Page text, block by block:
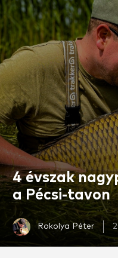
4 évszak
a Pécsi-tavon
Rokolya Péter